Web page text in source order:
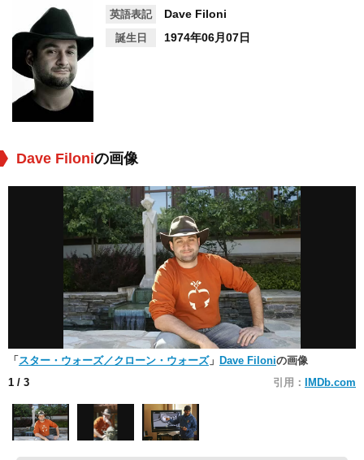
英語表記 Dave Filoni
誕生日 1974年06月07日
Dave Filoniの画像
「 スター・ウォーズ／クローン・ウォーズ」 Dave Filoniの画像
1 / 3 引用： IMDb.com